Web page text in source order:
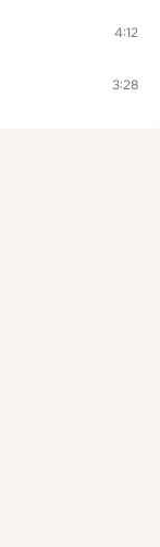
4:12
3:28